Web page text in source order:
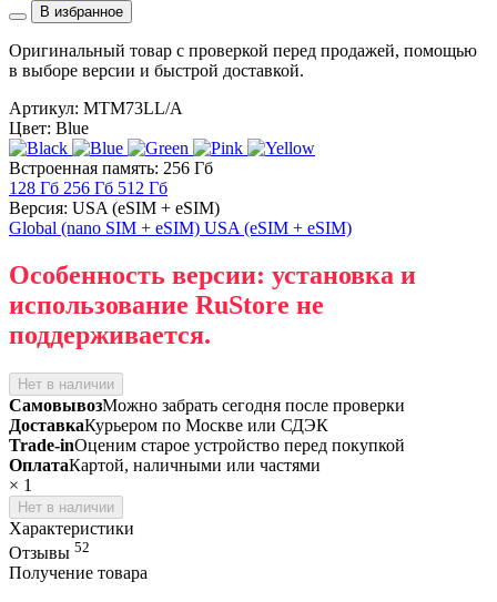
В избранное
Оригинальный товар с проверкой перед продажей, помощью
в выборе версии и быстрой доставкой.
Артикул: MTM73LL/A
Цвет: Blue
Встроенная память: 256 Гб
128 Гб 256 Гб 512 Гб
Версия: USA (eSIM + eSIM)
Global (nano SIM + eSIM) USA (eSIM + eSIM)
Особенность версии: установка и
использование RuStore не
поддерживается.
Нет в наличии
СамовывозМожно забрать сегодня после проверки
ДоставкаКурьером по Москве или СДЭК
Trade-inОценим старое устройство перед покупкой
ОплатаКартой, наличными или частями
× 1
Нет в наличии
Характеристики
Отзывы 52
Получение товара